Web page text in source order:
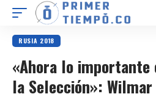
RUSIA 2018
«Ahora lo
la Selección»: